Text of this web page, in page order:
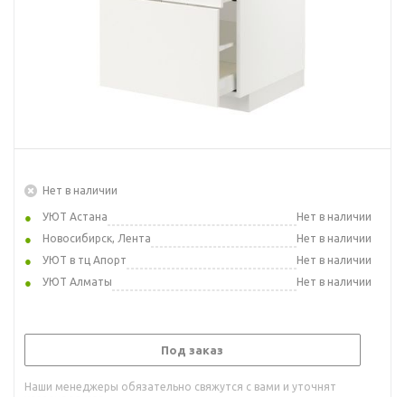
Нет в наличии
УЮТ Астана
Нет в наличии
Новосибирск, Лента
Нет в наличии
УЮТ в тц Апорт
Нет в наличии
УЮТ Алматы
Нет в наличии
Под заказ
Наши менеджеры обязательно свяжутся с вами и уточнят